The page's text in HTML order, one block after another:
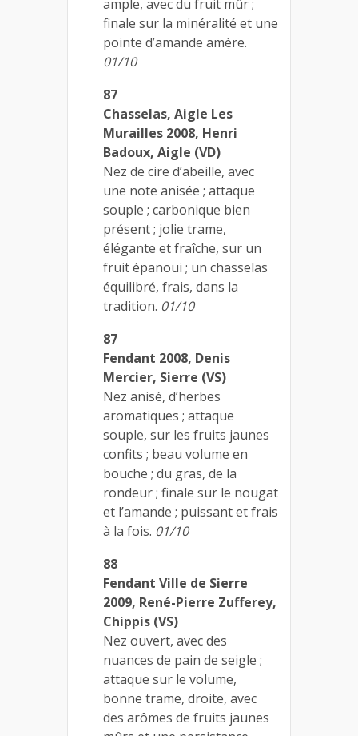
ample, avec du fruit mûr ;
finale sur la minéralité et une
pointe d’amande amère.
01/10
87
Chasselas, Aigle Les
Murailles 2008, Henri
Badoux, Aigle (VD)
Nez de cire d’abeille, avec
une note anisée ; attaque
souple ; carbonique bien
présent ; jolie trame,
élégante et fraîche, sur un
fruit épanoui ; un chasselas
équilibré, frais, dans la
tradition. 01/10
87
Fendant 2008, Denis
Mercier, Sierre (VS)
Nez anisé, d’herbes
aromatiques ; attaque
souple, sur les fruits jaunes
confits ; beau volume en
bouche ; du gras, de la
rondeur ; finale sur le nougat
et l’amande ; puissant et frais
à la fois. 01/10
88
Fendant Ville de Sierre
2009, René-Pierre Zufferey,
Chippis (VS)
Nez ouvert, avec des
nuances de pain de seigle ;
attaque sur le volume,
bonne trame, droite, avec
des arômes de fruits jaunes